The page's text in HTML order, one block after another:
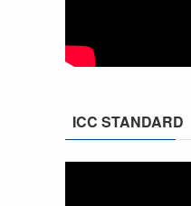
ICC STANDARD